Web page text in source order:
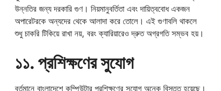
উন্নতির জন্য দরকারি গুণ। নিয়মানুবর্তিতা এবং দায়িত্ববোধ একজন
অপারেটরকে অন্যদের থেকে আলাদা করে তোলে। এই গুণাবলি থাকলে
শুধু চাকরি টিকিয়ে রাখা নয়, বরং ক্যারিয়ারেও দ্রুত অগ্রগতি সম্ভব হয়।
১১. প্রশিক্ষণের সুযোগ
বর্তমানে বাংলাদেশে কম্পিউটার প্রশিক্ষণের সুযোগ অনেক বিস্তৃত হয়েছে।